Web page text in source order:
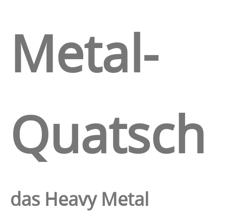
Metal-
Quatsch
das Heavy Metal